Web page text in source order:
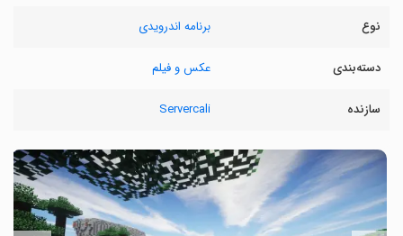
نوع برنامه اندرویدی
دسته‌بندی عکس و فیلم
سازنده Servercali